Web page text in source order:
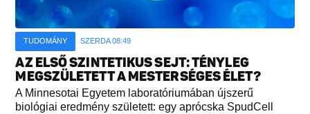
TUDOMÁNY SZERDA 08:49
AZ ELSŐ SZINTETIKUS SEJT: TÉNYLEG
MEGSZÜLETETT A MESTERSÉGES ÉLET?
A Minnesotai Egyetem laboratóriumában újszerű
biológiai eredmény született: egy aprócska SpudCell